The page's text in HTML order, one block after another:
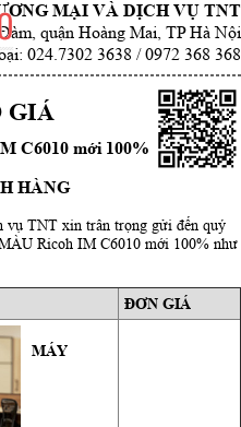
MẠI VÀ DỊCH VỤ TNT
quận Hoàng Mai, TP Hà Nội
024.7302 3638 / 0972 368 368
GIÁ
C6010 mới 100%
HÀNG
vụ TNT xin trân trọng gửi đến quý
Ricoh IM C6010 mới 100% như
ĐƠN GIÁ
MÁY